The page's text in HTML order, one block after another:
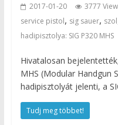
2017-01-20 3777
service pistol, sig sauer,
hadipisztolya: SIG P320 MHS
Hivatalosan
MHS (Modular Handgun
hadipisztolyát jelenti, a
Tudj meg többet!